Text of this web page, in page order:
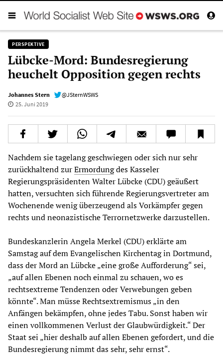
PERSPEKTIVE
Lübcke-Mord: Bundesregierung
heuchelt Opposition gegen rechts
Johannes Stern
@JSternWSWS
25. Juni 2019
Nachdem sie tagelang geschwiegen oder sich nur sehr
zurückhaltend zurErmordungdes Kasseler
Regierungspräsidenten Walter Lübcke (CDU) geäußert
hatten, versuchten sich führende Regierungsvertreter am
Wochenende wenig überzeugend als Vorkämpfer gegen
rechts und neonazistische Terrornetzwerke darzustellen.
Bundeskanzlerin Angela Merkel (CDU) erklärte am
Samstag auf dem Evangelischen Kirchentag in Dortmund,
dass der Mord an Lübcke „eine große Aufforderung“ sei,
„auf allen Ebenen noch einmal zu schauen, wo es
rechtsextreme Tendenzen oder Verwebungen geben
könnte“. Man müsse Rechtsextremismus „in den
Anfängen bekämpfen, ohne jedes Tabu. Sonst haben wir
einen vollkommenen Verlust der Glaubwürdigkeit.“ Der
Staat sei „hier deshalb auf allen Ebenen gefordert, und die
Bundesregierung nimmt das sehr, sehr ernst“.